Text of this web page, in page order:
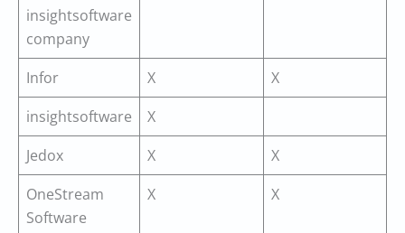
insightsoftware
company
Infor X
X
insightsoftware
X
Jedox
X
X
OneStream
Software
X X